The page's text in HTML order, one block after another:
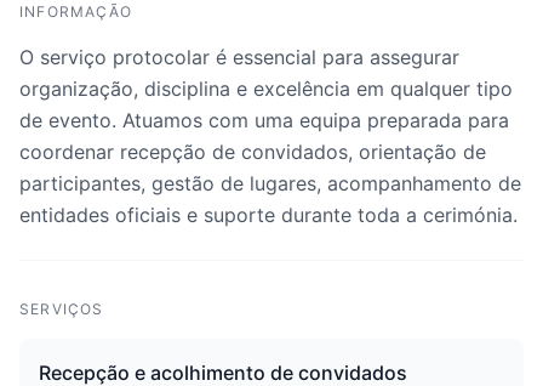
INFORMAÇÃO
O serviço protocolar é essencial para assegurar
organização, disciplina e excelência em qualquer tipo
de evento. Atuamos com uma equipa preparada para
coordenar recepção de convidados, orientação de
participantes, gestão de lugares, acompanhamento de
entidades oficiais e suporte durante toda a cerimónia.
SERVIÇOS
Recepção e acolhimento de convidados